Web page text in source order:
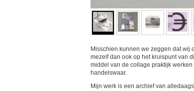
Misschien kunnen we zeggen dat wij
mezelf dan ook op het kruispunt van
middel van de collage praktijk
handelswaar.
Mijn werk is een archief van